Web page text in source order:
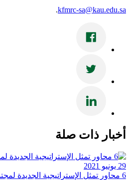
kfmrc-sa@kau.edu.sa
.
أخبار ذات صلة
29 يونيو 2021
6 محاور تمثل الإستراتيجية الجديدة لمجتمع جميل السعودية